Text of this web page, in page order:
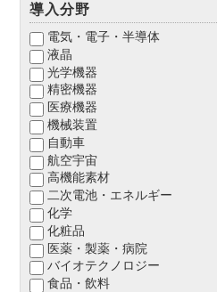
導入分野
電気・電子・半導体
液晶
光学機器
精密機器
医療機器
機械装置
自動車
航空宇宙
高機能素材
二次電池・エネルギー
化学
化粧品
医薬・製薬・病院
バイオテクノロジー
食品・飲料